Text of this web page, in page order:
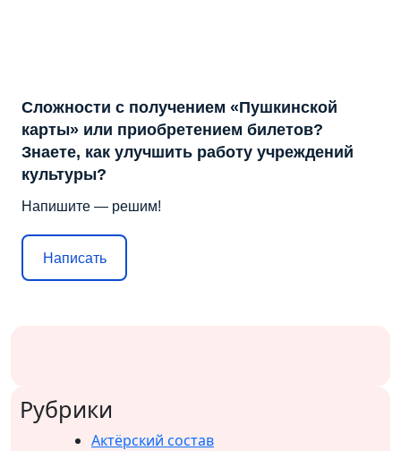
Сложности с получением «Пушкинской
карты» или приобретением билетов?
Знаете, как улучшить работу учреждений
культуры?
Напишите — решим!
Написать
Рубрики
Актёрский состав